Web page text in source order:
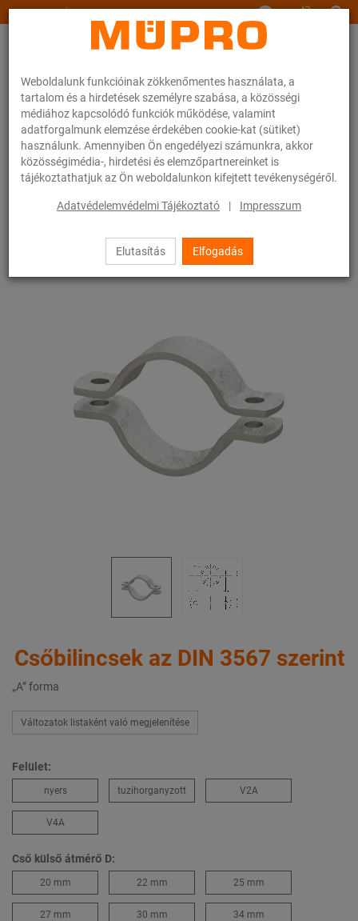
Weboldalunk funkcióinak zökkenőmentes használata, a
tartalom és a hirdetések személyre szabása, a közösségi
médiához kapcsolódó funkciók működése, valamint
adatforgalmunk elemzése érdekében cookie-kat (sütiket)
használunk. Amennyiben Ön engedélyezi számunkra, akkor
közösségimédia-, hirdetési és elemzőpartnereinket is
tájékoztathatjuk az Ön weboldalunkon kifejtett tevékenységéről.
Adatvédelemvédelmi Tájékoztató | Impresszum
Elutasítás Elfogadás
www.muepro.hu
Webáruhàz Rögzítéstechnika
Nehéz csőrögzítés
Csőszánok és tartozékok nehéz csőrögzítéshez
Csőbilincsek az DIN 3567 szerint
23 / 25
Csőbilincsek az DIN 3567 szerint
„A” forma
Változatok listaként való megjelenítése
Felület:
nyers tuzihorganyzott V2A
V4A
Cső külső átmérő D:
20 mm 22 mm 25 mm
27 mm 30 mm 34 mm